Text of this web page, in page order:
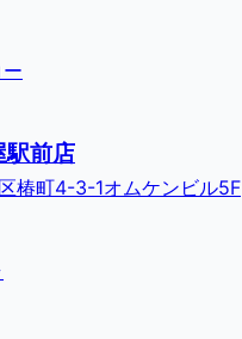
駅前店
椿町4-3-1オムケンビル5F